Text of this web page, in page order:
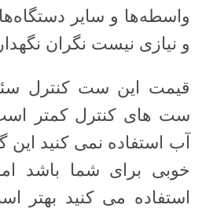
واسطه‌ها و سایر
و نیازی نیست نگران
قیمت این ست کنترل
ست های کنترل کمتر
آب استفاده نمی کنید این
خوبی برای شما باشد
استفاده می کنید بهتر